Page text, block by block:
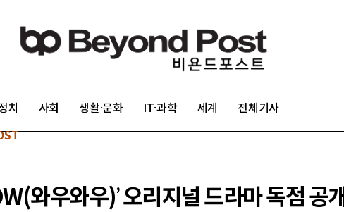
치 사회 생활·문화 IT·과학 세계 전체기사
와우와우)’ 오리지널 드라마 독점 공개